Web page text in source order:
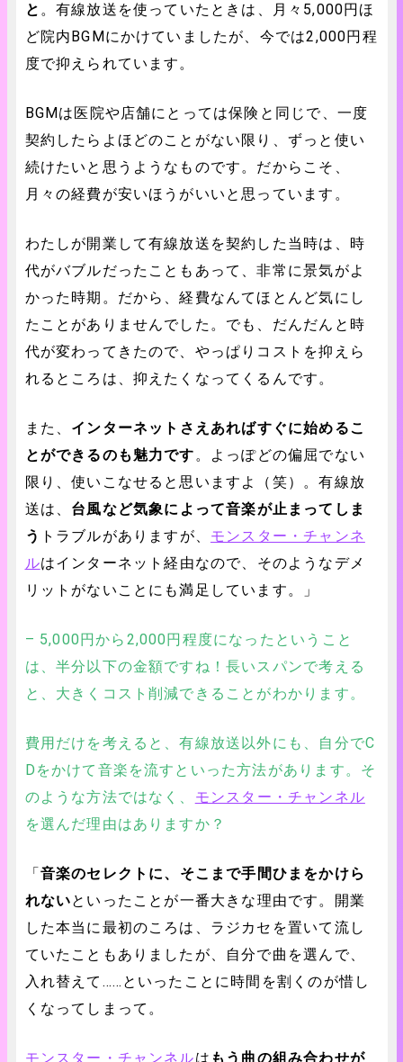
と 。有線放送を使っていたときは、月々5,000円ほ
ど院内BGMにかけていましたが、今では2,000円程
度で抑えられています。
BGMは医院や店舗にとっては保険と同じで、一度
契約したらよほどのことがない限り、ずっと使い
続けたいと思うようなものです。だからこそ、
月々の経費が安いほうがいいと思っています。
わたしが開業して有線放送を契約した当時は、時
代がバブルだったこともあって、非常に景気がよ
かった時期。だから、経費なんてほとんど気にし
たことがありませんでした。でも、だんだんと時
代が変わってきたので、やっぱりコストを抑えら
れるところは、抑えたくなってくるんです。
また、 インターネットさえあればすぐに始めるこ
とができるのも魅力です。よっぽどの偏屈でない
限り、使いこなせると思いますよ（笑）。有線放
送は、 台風など気象によって音楽が止まってしま
う トラブルがありますが、 モンスター・チャンネ
ルはインターネット経由なので、そのようなデメ
リットがないことにも満足しています。」
– 5,000円から2,000円程度になったということ
は、半分以下の金額ですね！長いスパンで考える
と、大きくコスト削減できることがわかります。
費用だけを考えると、有線放送以外にも、自分でC
Dをかけて音楽を流すといった方法があります。そ
のような方法ではなく、 モンスター・チャンネル
を選んだ理由はありますか？
「音楽のセレクトに、そこまで手間ひまをかけら
れないといったことが一番大きな理由です。開業
した本当に最初のころは、ラジカセを置いて流し
ていたこともありましたが、自分で曲を選んで、
入れ替えて……といったことに時間を割くのが惜し
くなってしまって。
モンスター・チャンネルは もう曲の組み合わせが